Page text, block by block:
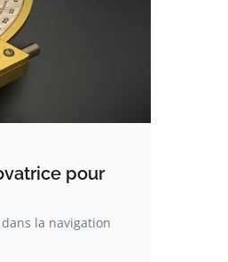
pour
la navigation